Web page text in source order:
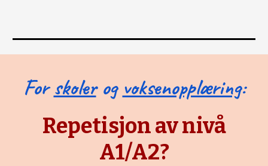
Forskolerog voksenopplæring:
Repetisjon av nivå
A1/A2?